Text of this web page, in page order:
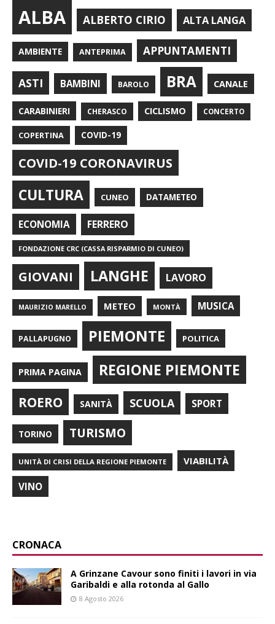
ALBA ALBERTO CIRIO ALTA LANGA
AMBIENTE ANTEPRIMA APPUNTAMENTI
ASTI BAMBINI BAROLO BRA CANALE
CARABINIERI CHERASCO CICLISMO CONCERTO
COPERTINA COVID-19
COVID-19 CORONAVIRUS
CULTURA CUNEO DATAMETEO
ECONOMIA FERRERO
FONDAZIONE CRC (CASSA RISPARMIO DI CUNEO)
GIOVANI LANGHE LAVORO
MAURIZIO MARELLO METEO MONTÀ MUSICA
PALLAPUGNO PIEMONTE POLITICA
PRIMA PAGINA REGIONE PIEMONTE
ROERO SANITÀ SCUOLA SPORT
TORINO TURISMO
UNITÀ DI CRISI DELLA REGIONE PIEMONTE VIABILITÀ
VINO
CRONACA
A Grinzane Cavour sono finiti i lavori in via
Garibaldi e alla rotonda al Gallo
8 Agosto 2026